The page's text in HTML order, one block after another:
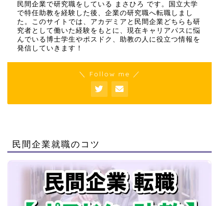
民間企業で研究職をしている まさひろ です。国立大学
で特任助教を経験した後、企業の研究職へ転職しまし
た。このサイトでは、アカデミアと民間企業どちらも研
究者として働いた経験をもとに、現在キャリアパスに悩
んでいる博士学生やポスドク、助教の人に役立つ情報を
発信していきます！
＼ Follow me ／
民間企業就職のコツ